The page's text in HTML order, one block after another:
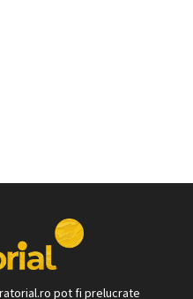
pot fi prelucrate